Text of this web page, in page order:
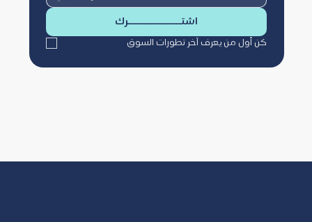
اشتـــــــــــــــــــرك
كن أول من يعرف آخر تطورات السوق